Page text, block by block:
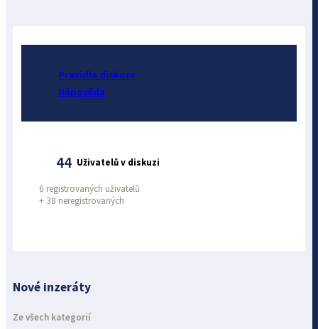
Pravidla diskuze
Nápověda
44 Uživatelů v diskuzi
6 registrovaných uživatelů
+ 38 neregistrovaných
Nové inzeráty
Ze všech kategorií